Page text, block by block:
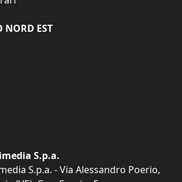
NORD EST
S.p.a.
S.p.a. - Via Alessandro Poerio,